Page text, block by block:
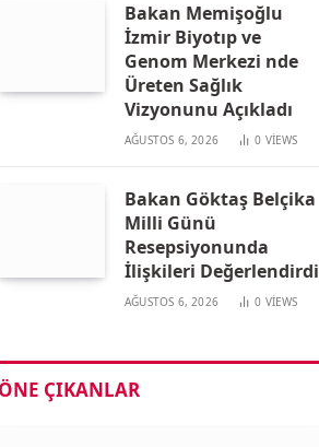
Bakan Memişoğlu
İzmir Biyotıp ve
Genom Merkezi nde
Üreten Sağlık
Vizyonunu Açıkladı
AĞUSTOS 6, 2026 0 VIEWS
Bakan Göktaş Belçika
Milli Günü
Resepsiyonunda
İlişkileri Değerlendirdi
AĞUSTOS 6, 2026 0 VIEWS
ÖNE ÇIKANLAR